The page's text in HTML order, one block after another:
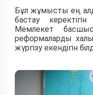
Бұл жұмысты ең
бастау
Мемлекет
реформаларды
жүргізу екендігін